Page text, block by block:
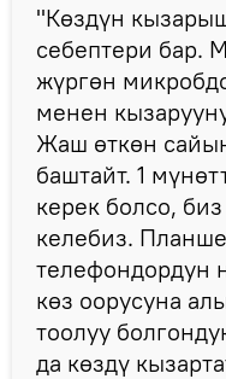
"Көздүн
себептери бар.
жүргөн
менен
Жаш өткөн
баштайт. 1
керек болсо,
келебиз.
телефондордун
көз оорусуна
тоолуу
да көздү